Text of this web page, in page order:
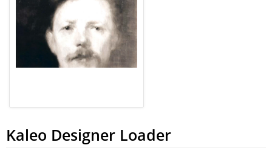
Kaleo Designer Loader